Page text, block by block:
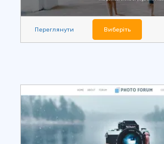
Переглянути Виберіть